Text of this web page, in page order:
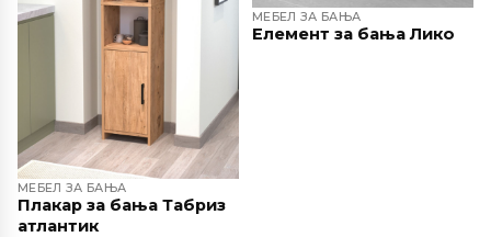
МЕБЕЛ ЗА БАЊА
Плакар за бања Табриз
атлантик
МЕБЕЛ ЗА БАЊА
Елемент за бања Лико